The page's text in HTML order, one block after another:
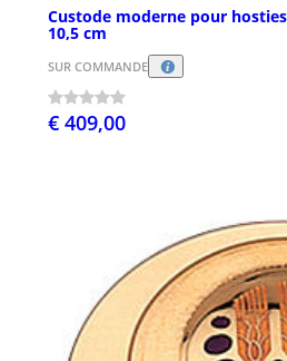
Custode moderne pour
10,5 cm
SUR COMMANDE
€ 409,00